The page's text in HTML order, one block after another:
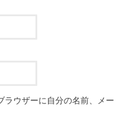
ラウザーに自分の名前、メー